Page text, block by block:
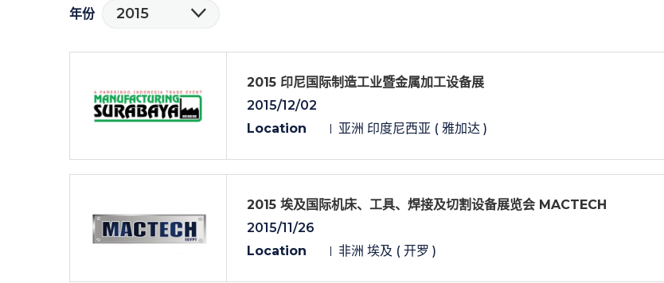
年份 2015
2015 印尼国际制造工业暨金属加工设备展
2015/12/02
Location
亚洲 印度尼西亚 ( 雅加达 )
2015 埃及国际机床、工具、焊接及切割设备展览会 MACTECH
2015/11/26
Location
非洲 埃及 ( 开罗 )